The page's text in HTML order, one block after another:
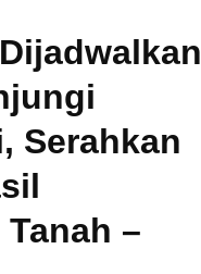
Serahkan
–